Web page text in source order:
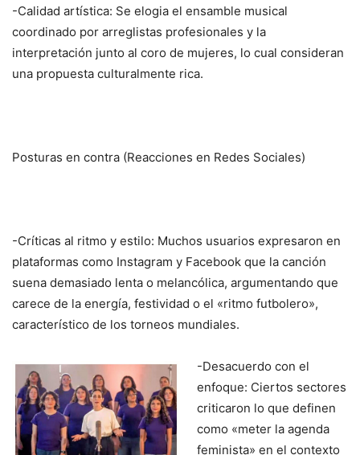
-Calidad artística: Se elogia el ensamble musical
coordinado por arreglistas profesionales y la
interpretación junto al coro de mujeres, lo cual consideran
una propuesta culturalmente rica.
Posturas en contra (Reacciones en Redes Sociales)
-Críticas al ritmo y estilo: Muchos usuarios expresaron en
plataformas como Instagram y Facebook que la canción
suena demasiado lenta o melancólica, argumentando que
carece de la energía, festividad o el «ritmo futbolero»,
característico de los torneos mundiales.
-Desacuerdo con el
enfoque: Ciertos sectores
criticaron lo que definen
como «meter la agenda
feminista» en el contexto